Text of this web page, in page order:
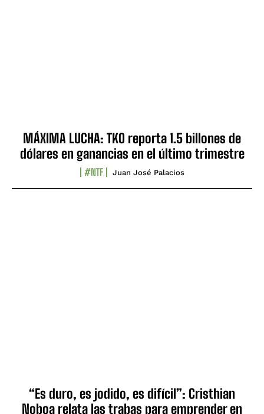
MÁXIMA LUCHA: TKO reporta 1.5 billones de
dólares en ganancias en el último trimestre
#NTF Juan José Palacios
“Es duro, es jodido, es difícil”: Cristhian
Noboa relata las trabas para emprender en